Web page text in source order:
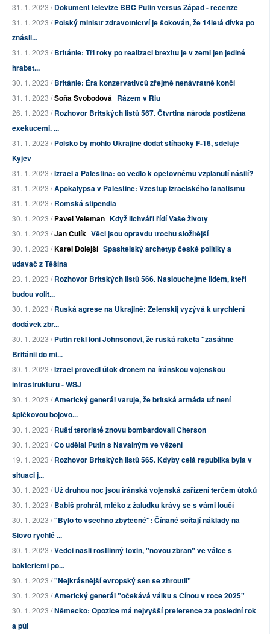
31. 1. 2023 /Dokument televize BBC Putin versus Západ - recenze
31. 1. 2023 /Polský ministr zdravotnictví je šokován, že 14letá dívka po
znásil...
31. 1. 2023 /Británie: Tři roky po realizaci brexitu je v zemi jen jediné
hrabst...
30. 1. 2023 /Británie: Éra konzervativců zřejmě nenávratně končí
31. 1. 2023 /Soňa Svobodová Rázem v Riu
26. 1. 2023 /Rozhovor Britských listů 567. Čtvrtina národa postižena
exekucemi. ...
31. 1. 2023 /Polsko by mohlo Ukrajině dodat stíhačky F-16, sděluje
Kyjev
31. 1. 2023 /Izrael a Palestina: co vedlo k opětovnému vzplanutí násilí?
31. 1. 2023 /Apokalypsa v Palestině: Vzestup izraelského fanatismu
31. 1. 2023 /Romská stipendia
30. 1. 2023 /Pavel Veleman Když lichváři řídí Vaše životy
30. 1. 2023 /Jan Čulík Věci jsou opravdu trochu složitější
30. 1. 2023 /Karel Dolejší Spasitelský archetyp české politiky a
udavač z Těšína
23. 1. 2023 /Rozhovor Britských listů 566. Naslouchejme lidem, kteří
budou volit...
30. 1. 2023 /Ruská agrese na Ukrajině: Zelenskij vyzývá k urychlení
dodávek zbr...
30. 1. 2023 /Putin řekl loni Johnsonovi, že ruská raketa "zasáhne
Británii do mi...
30. 1. 2023 /Izrael provedl útok dronem na íránskou vojenskou
infrastrukturu - WSJ
30. 1. 2023 /Americký generál varuje, že britská armáda už není
špičkovou bojovo...
30. 1. 2023 /Ruští teroristé znovu bombardovali Cherson
30. 1. 2023 /Co udělal Putin s Navalným ve vězení
19. 1. 2023 /Rozhovor Britských listů 565. Kdyby celá republika byla v
situaci j...
30. 1. 2023 /Už druhou noc jsou íránská vojenská zařízení terčem útoků
30. 1. 2023 /Babiš prohrál, mléko z žaludku krávy se s vámi loučí
30. 1. 2023 /"Bylo to všechno zbytečné": Číňané sčítají náklady na
Siovo rychlé ...
30. 1. 2023 /Vědci našli rostlinný toxin, "novou zbraň" ve válce s
bakteriemi po...
30. 1. 2023 /"Nejkrásnější evropský sen se zhroutil"
30. 1. 2023 /Americký generál "očekává válku s Čínou v roce 2025"
30. 1. 2023 /Německo: Opozice má nejvyšší preference za poslední rok
a půl